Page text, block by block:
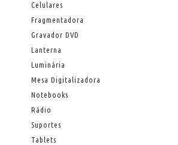
Celulares
Fragmentadora
Gravador DVD
Lanterna
Luminária
Mesa Digitalizadora
Notebooks
Rádio
Suportes
Tablets